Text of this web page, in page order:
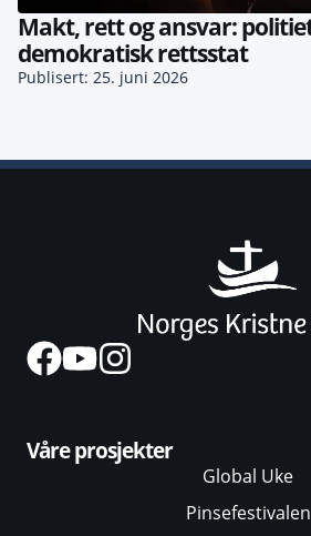
Makt, rett og ansvar:
demokratisk rettsstat
Publisert: 25. juni 2026
Våre prosjekter
Global Uke
Pinsefestivalen